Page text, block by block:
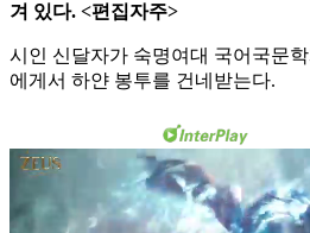
겨 있다. <편집자주>
시인 신달자가 숙명여대 국어국문
에게서 하얀 봉투를 건네받는다.